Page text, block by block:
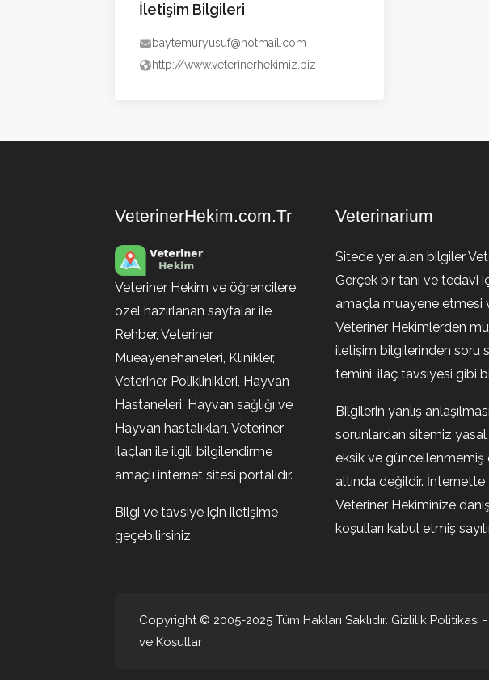
İletişim Bilgileri
baytemuryusuf@hotmail.com
http://www.veterinerhekimiz.biz
VeterinerHekim.com.Tr
Veteriner Hekim ve öğrencilere
özel hazırlanan sayfalar ile
Rehber, Veteriner
Mueayenehaneleri, Klinikler,
Veteriner Poliklinikleri, Hayvan
Hastaneleri, Hayvan sağlığı ve
Hayvan hastalıkları, Veteriner
ilaçları ile ilgili bilgilendirme
amaçlı internet sitesi portalıdır.
Bilgi ve tavsiye için iletişime
geçebilirsiniz.
Veterinarium
Sitede yer alan bilgiler
Gerçek bir tanı ve tedavi
amaçla muayene etmesi
Veteriner Hekimlerden
iletişim bilgilerinden soru
temini, ilaç tavsiyesi gibi
Bilgilerin yanlış
sorunlardan sitemiz yasal
eksik ve güncellenmemiş
altında değildir.
Veteriner Hekiminize
koşulları kabul etmiş
Copyright © 2005-2025 Tüm Hakları Saklıdır. Gizlilik Politikası -
ve Koşullar